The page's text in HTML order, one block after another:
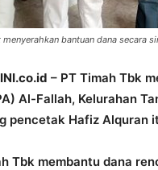
menyerahkan bantuan dana secara
– PT Timah Tbk
Al-Fallah, Kelurahan
pencetak Hafiz
Tbk membantu dana